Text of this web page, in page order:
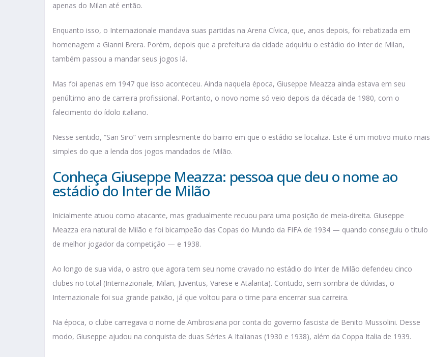
apenas do Milan até então.
Enquanto isso, o Internazionale mandava suas partidas na Arena Cívica, que, anos depois, foi rebatizada em
homenagem a Gianni Brera. Porém, depois que a prefeitura da cidade adquiriu o estádio do Inter de Milan,
também passou a mandar seus jogos lá.
Mas foi apenas em 1947 que isso aconteceu. Ainda naquela época, Giuseppe Meazza ainda estava em seu
penúltimo ano de carreira profissional. Portanto, o novo nome só veio depois da década de 1980, com o
falecimento do ídolo italiano.
Nesse sentido, “San Siro” vem simplesmente do bairro em que o estádio se localiza. Este é um motivo muito mais
simples do que a lenda dos jogos mandados de Milão.
Conheça Giuseppe Meazza: pessoa que deu o nome ao
estádio do Inter de Milão
Inicialmente atuou como atacante, mas gradualmente recuou para uma posição de meia-direita. Giuseppe
Meazza era natural de Milão e foi bicampeão das Copas do Mundo da FIFA de 1934 — quando conseguiu o título
de melhor jogador da competição — e 1938.
Ao longo de sua vida, o astro que agora tem seu nome cravado no estádio do Inter de Milão defendeu cinco
clubes no total (Internazionale, Milan, Juventus, Varese e Atalanta). Contudo, sem sombra de dúvidas, o
Internazionale foi sua grande paixão, já que voltou para o time para encerrar sua carreira.
Na época, o clube carregava o nome de Ambrosiana por conta do governo fascista de Benito Mussolini. Desse
modo, Giuseppe ajudou na conquista de duas Séries A Italianas (1930 e 1938), além da Coppa Italia de 1939.